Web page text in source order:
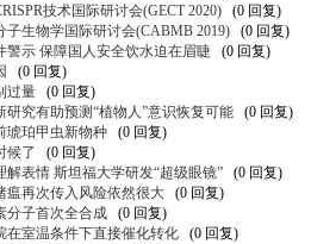
技术国际研讨会(GECT 2020)
(0 回复)
子生物学国际研讨会(CABMB 2019)
(0 回复)
警示 保障国人安全饮水迫在眉睫
(0 回复)
(0 回复)
过量
(0 回复)
研究有助预测“植物人”意识恢复可能
(0 回复)
琥珀甲虫新物种
(0 回复)
候了
(0 回复)
解表情 斯坦福大学研发“超级眼镜”
(0 回复)
瘟再次传入风险依然很大
(0 回复)
分子首次全合成
(0 回复)
在室温条件下直接催化转化
(0 回复)